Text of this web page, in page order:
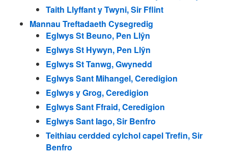
Taith Llyffant y Twyni, Sir Fflint
Mannau Treftadaeth Cysegredig
Eglwys St Beuno, Pen Llŷn
Eglwys St Hywyn, Pen Llŷn
Eglwys St Tanwg, Gwynedd
Eglwys Sant Mihangel, Ceredigion
Eglwys y Grog, Ceredigion
Eglwys Sant Ffraid, Ceredigion
Eglwys Sant Iago, Sir Benfro
Teithiau cerdded cylchol capel Trefin, Sir
Benfro